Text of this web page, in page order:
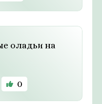
оладьи на
0